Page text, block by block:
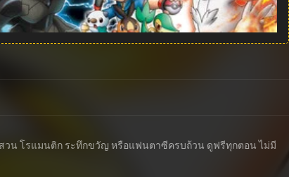
สวน โรแมนติก ระทึกขวัญ หรือแฟนตาซีครบถ้วน ดูฟรีทุกตอน ไม่มี